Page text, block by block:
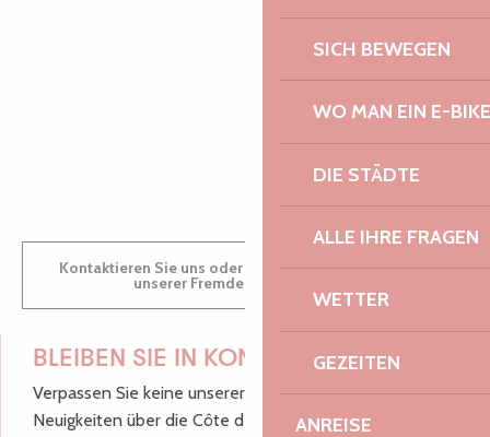
SICH BEWEGEN
WO MAN EIN E-
DIE STÄDTE
ALLE IHRE FRAGEN
WETTER
GEZEITEN
ANREISE
AUDREY
Kontaktieren Sie uns oder besuchen Sie uns in einem
unserer Fremdenverkehrsbüros.
BLEIBEN SIE IN KONTAKT!
Verpassen Sie keine unserer guten Tipps und
Neuigkeiten über die Côte de Granit Rose, melden Sie